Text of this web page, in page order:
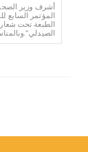
أشرف وزير
المؤتمر السابع
الطبعة تحت